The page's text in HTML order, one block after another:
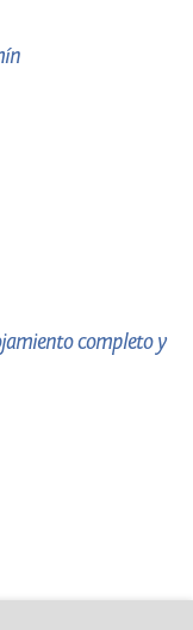
completo y